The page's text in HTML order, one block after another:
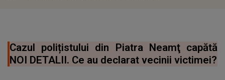
Cazul polițistului din Piatra Neamţ capătă
NOI DETALII. Ce au declarat vecinii victimei?